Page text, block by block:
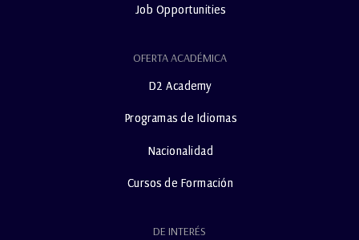
Job Opportunities
OFERTA ACADÉMICA
D2 Academy
Programas de Idiomas
Nacionalidad
Cursos de Formación
DE INTERÉS